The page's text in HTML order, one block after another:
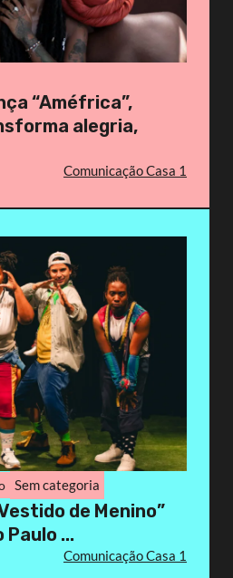
“Améfrica”,
alegria,
Comunicação Casa 1
Sem categoria
de Menino”
...
Comunicação Casa 1